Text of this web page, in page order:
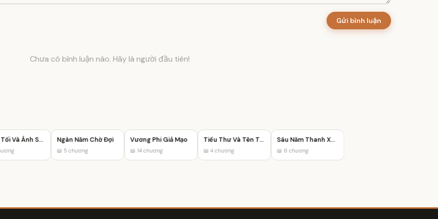
Gửi bình luận
Chưa có bình luận nào. Hãy là người đầu tiên!
Bóng Tối Và Ánh Sáng Ngàn Năm Chờ Đợi
📖 5 chương
Vương Phi Giả Mạo
📖 14 chương
Tiểu Thư Và Tên Trộm
📖 4 chương
Sáu Năm Thanh Xuân Hóa Tro Tàn
📖 6 chương